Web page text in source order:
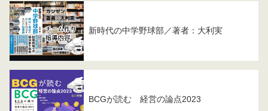
新時代の中学野球部／著者：大利実
BCGが読む 経営の論点2023